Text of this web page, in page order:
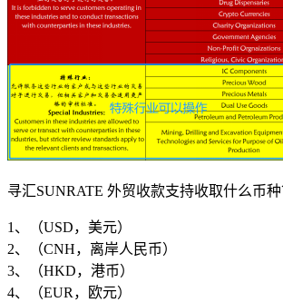
寻汇SUNRATE 外贸收款支持收取什么币种
1、（USD，美元）
2、（CNH，离岸人民币）
3、（HKD，港币）
4、（EUR，欧元）